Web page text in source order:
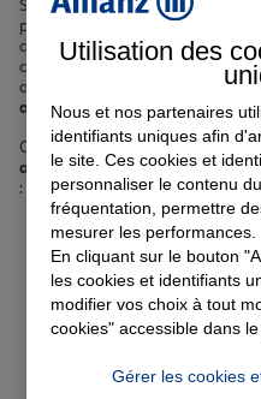
Se déplacer à Montauban
pour se rendre au travail,
des environs comme la forêt de
comme sur la rocade Georges
accident est vite arrivé, d'où
assurance auto, moto ou
Chez Allianz, nous vous
assurer votre véhiculeen
:
Assurance au tiers ou tous
Options personnalisables
conducteur...)
Assurance auto au km
Solutions spécifiques
résiliés
autonomes
Utilisation des
Nous et nos partenaires
identifiants uniques afin
le site. Ces cookies et
personnaliser le contenu
fréquentation, permettre
mesurer les performances.
En cliquant sur le bouton
les cookies et identifiants
modifier vos choix à tout
cookies" accessible dans
Gérer les cookies